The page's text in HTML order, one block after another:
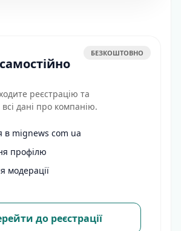
БЕЗКОШТОВНО
реєстрацію та
дані про компанію.
в mignews com ua
профілю
модерації
до реєстрації